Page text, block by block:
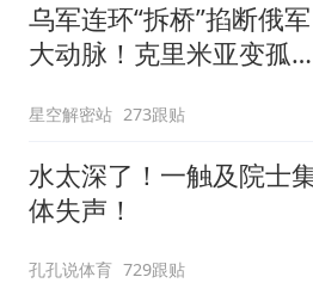
乌军连环“拆桥”掐断俄军
大动脉！克里米亚变孤
家”？
星空解密站 273跟贴
水太深了！一触及院士
体失声！
孔孔说体育 729跟贴